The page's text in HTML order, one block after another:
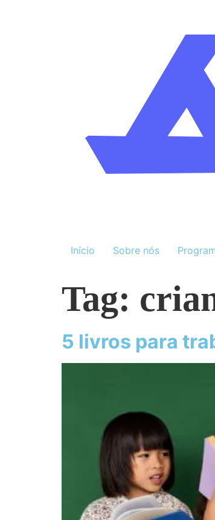
Início Sobre nós
Tag:
5 livros para